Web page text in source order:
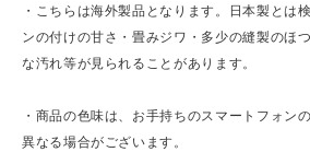
・こちらは海外製品となります。日本製とは
ンの付けの甘さ・畳みジワ・多少の縫製のほ
な汚れ等が見られることがあります。
・商品の色味は、お手持ちのスマートフォン
異なる場合がございます。